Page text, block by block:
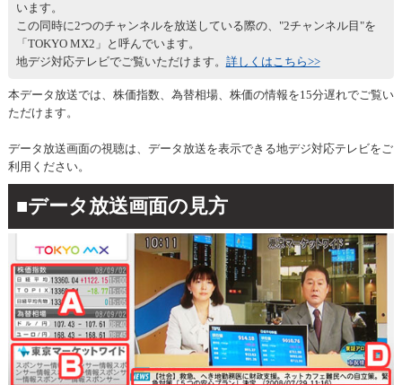
います。
この同時に2つのチャンネルを放送している際の、"2チャンネル目"を
「TOKYO MX2」と呼んでいます。
地デジ対応テレビでご覧いただけます。 詳しくはこちら>>
本データ放送では、株価指数、為替相場、株価の情報を15分遅れでご覧い
ただけます。
データ放送画面の視聴は、データ放送を表示できる地デジ対応テレビをご
利用ください。
■データ放送画面の見方